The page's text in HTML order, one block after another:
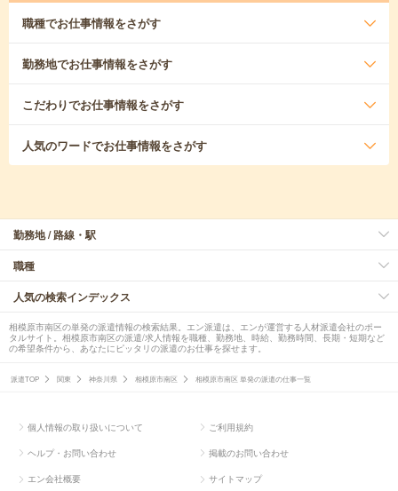
職種でお仕事情報をさがす
勤務地でお仕事情報をさがす
こだわりでお仕事情報をさがす
人気のワードでお仕事情報をさがす
勤務地 / 路線・駅
職種
人気の検索インデックス
相模原市南区の単発の派遣情報の検索結果。エン派遣は、エンが運営する人材派遣会社のポー
タルサイト。相模原市南区の派遣/求人情報を職種、勤務地、時給、勤務時間、長期・短期など
の希望条件から、あなたにピッタリの派遣のお仕事を探せます。
派遣TOP 関東 神奈川県 相模原市南区 相模原市南区 単発の派遣の仕事一覧
個人情報の取り扱いについて ご利用規約
ヘルプ・お問い合わせ 掲載のお問い合わせ
エン会社概要 サイトマップ